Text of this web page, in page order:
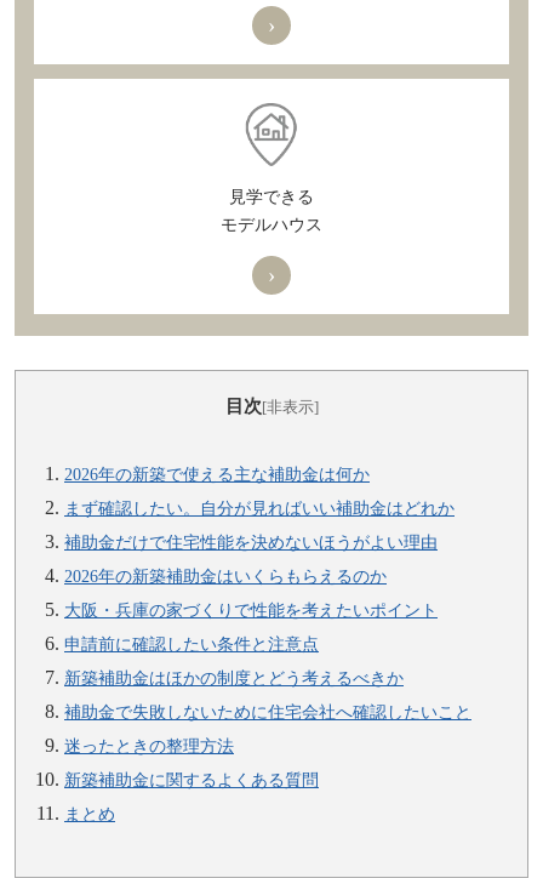
›
見学できる
モデルハウス
›
目次[非表示]
2026年の新築で使える主な補助金は何か
まず確認したい。自分が見ればいい補助金はどれか
補助金だけで住宅性能を決めないほうがよい理由
2026年の新築補助金はいくらもらえるのか
大阪・兵庫の家づくりで性能を考えたいポイント
申請前に確認したい条件と注意点
新築補助金はほかの制度とどう考えるべきか
補助金で失敗しないために住宅会社へ確認したいこと
迷ったときの整理方法
新築補助金に関するよくある質問
まとめ